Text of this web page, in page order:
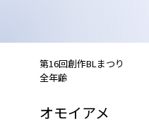
第16回創作BLまつり
全年齢
オモイアメ